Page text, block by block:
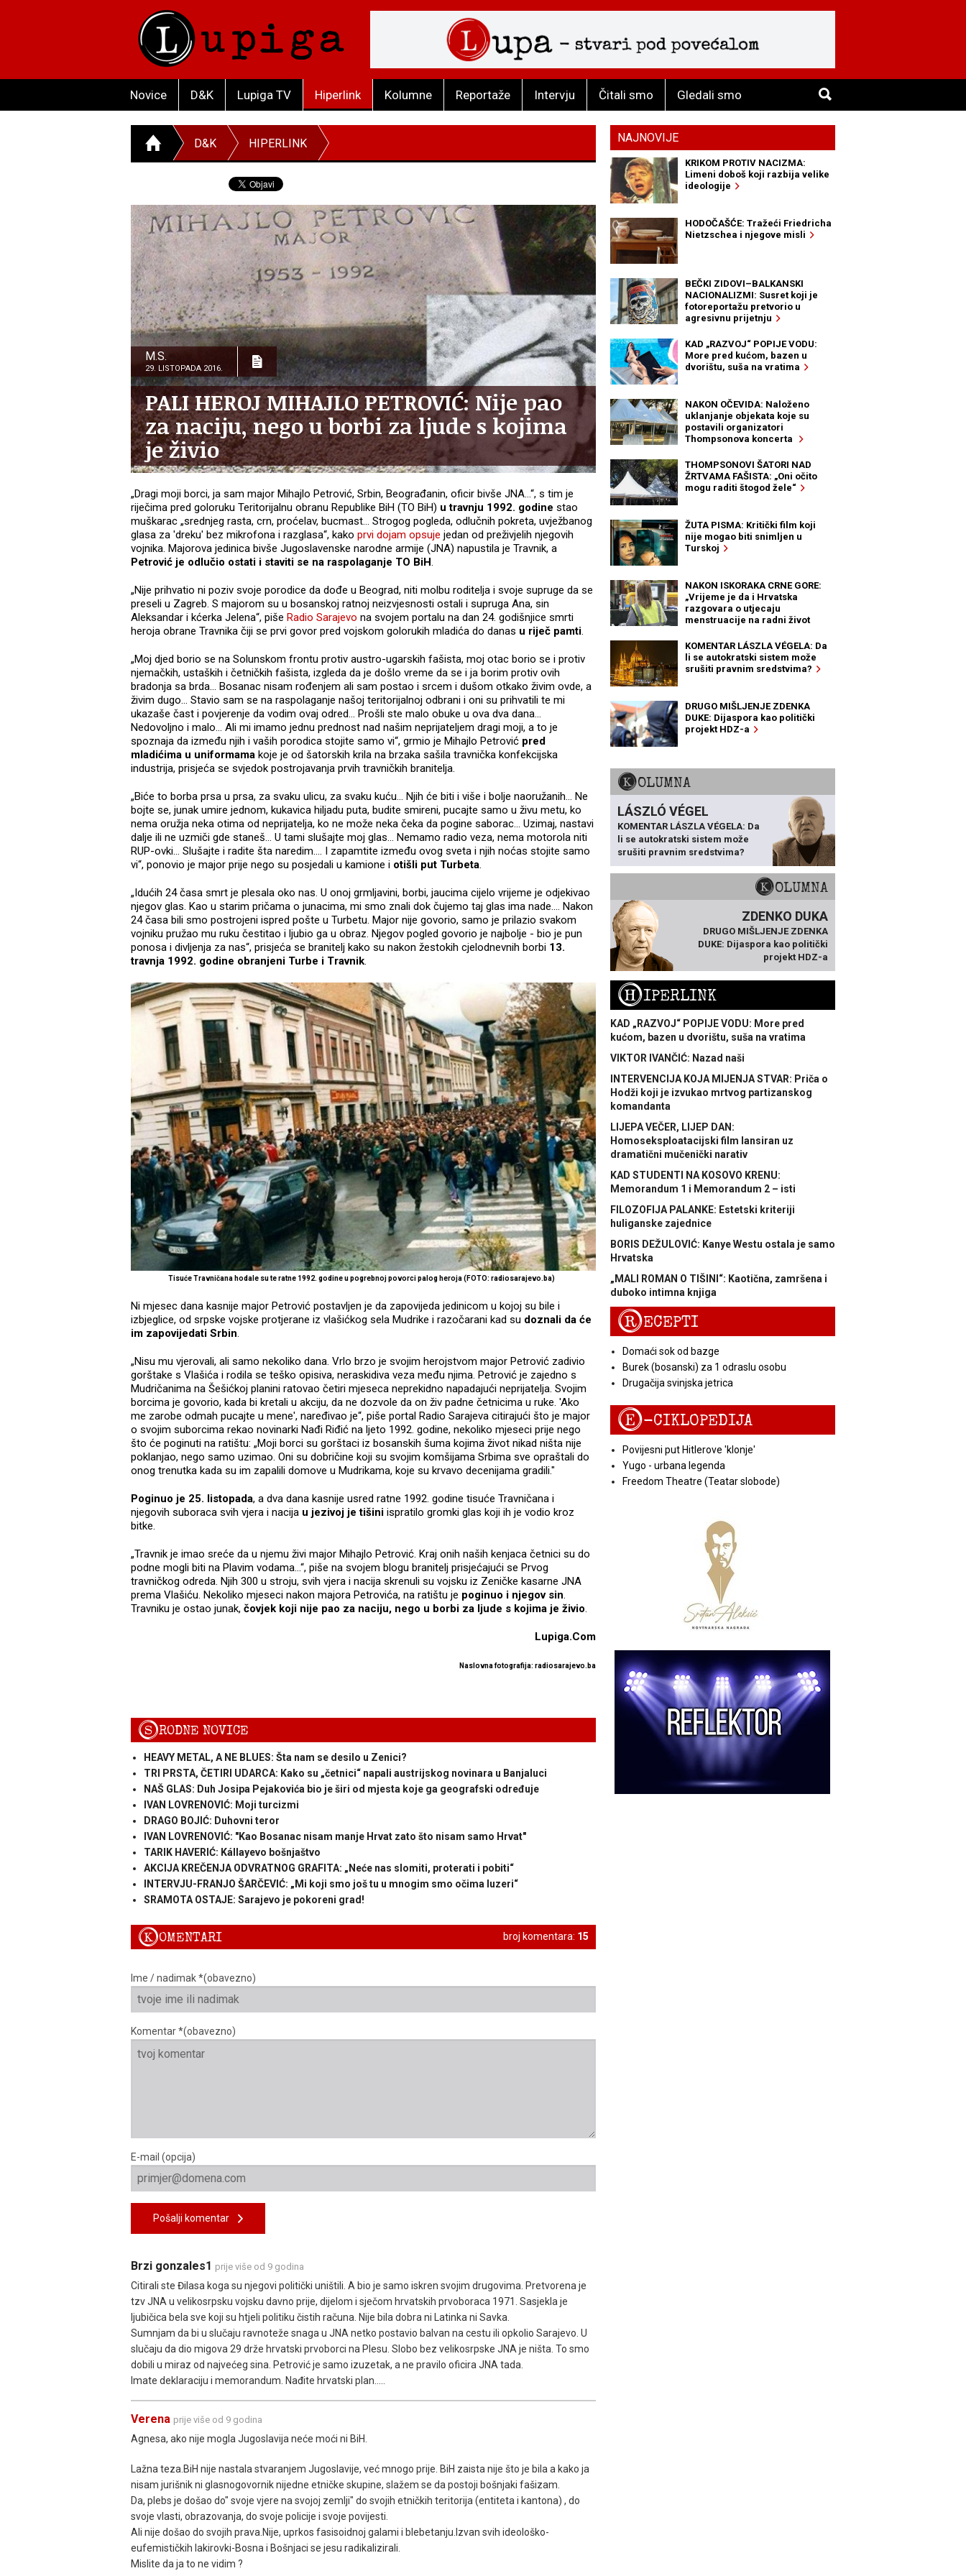
Novice D&K Lupiga TV Hiperlink Kolumne Reportaže Intervju Čitali smo Gledali smo
D&K HIPERLINK
M.S.
29. LISTOPADA 2016.
PALI HEROJ MIHAJLO PETROVIĆ: Nije pao
za naciju, nego u borbi za ljude s kojima
je živio
„Dragi moji borci, ja sam major Mihajlo Petrović, Srbin, Beograđanin, oficir bivše JNA…“, s tim je
riječima pred goloruku Teritorijalnu obranu Republike BiH (TO BiH) u travnju 1992. godine stao
muškarac „srednjeg rasta, crn, proćelav, bucmast… Strogog pogleda, odlučnih pokreta, uvježbanog
glasa za 'dreku' bez mikrofona i razglasa“, kako prvi dojam opsuje jedan od preživjelih njegovih
vojnika. Majorova jedinica bivše Jugoslavenske narodne armije (JNA) napustila je Travnik, a
Petrović je odlučio ostati i staviti se na raspolaganje TO BiH.
„Nije prihvatio ni poziv svoje porodice da dođe u Beograd, niti molbu roditelja i svoje supruge da se
preseli u Zagreb. S majorom su u bosanskoj ratnoj neizvjesnosti ostali i supruga Ana, sin
Aleksandar i kćerka Jelena“, piše Radio Sarajevo na svojem portalu na dan 24. godišnjice smrti
heroja obrane Travnika čiji se prvi govor pred vojskom golorukih mladića do danas u riječ pamti.
„Moj djed borio se na Solunskom frontu protiv austro-ugarskih fašista, moj otac borio se i protiv
njemačkih, ustaških i četničkih fašista, izgleda da je došlo vreme da se i ja borim protiv ovih
bradonja sa brda... Bosanac nisam rođenjem ali sam postao i srcem i dušom otkako živim ovde, a
živim dugo... Stavio sam se na raspolaganje našoj teritorijalnoj odbrani i oni su prihvatili te mi
ukazaše čast i povjerenje da vodim ovaj odred... Prošli ste malo obuke u ova dva dana...
Nedovoljno i malo... Ali mi imamo jednu prednost nad našim neprijateljem dragi moji, a to je
spoznaja da između njih i vaših porodica stojite samo vi“, grmio je Mihajlo Petrović pred
mladićima u uniformama koje je od šatorskih krila na brzaka sašila travnička konfekcijska
industrija, prisjeća se svjedok postrojavanja prvih travničkih branitelja.
„Biće to borba prsa u prsa, za svaku ulicu, za svaku kuću... Njih će biti i više i bolje naoružanih... Ne
bojte se, junak umire jednom, kukavica hiljadu puta, budite smireni, pucajte samo u živu metu, ko
nema oružja neka otima od neprijatelja, ko ne može neka čeka da pogine saborac... Uzimaj, nastavi
dalje ili ne uzmiči gde staneš... U tami slušajte moj glas... Nemamo radio veza, nema motorola niti
RUP-ovki... Slušajte i radite šta naredim.... I zapamtite između ovog sveta i njih noćas stojite samo
vi“, ponovio je major prije nego su posjedali u kamione i otišli put Turbeta.
„Idućih 24 časa smrt je plesala oko nas. U onoj grmljavini, borbi, jaucima cijelo vrijeme je odjekivao
njegov glas. Kao u starim pričama o junacima, mi smo znali dok čujemo taj glas ima nade.... Nakon
24 časa bili smo postrojeni ispred pošte u Turbetu. Major nije govorio, samo je prilazio svakom
vojniku pružao mu ruku čestitao i ljubio ga u obraz. Njegov pogled govorio je najbolje - bio je pun
ponosa i divljenja za nas“, prisjeća se branitelj kako su nakon žestokih cjelodnevnih borbi 13.
travnja 1992. godine obranjeni Turbe i Travnik.
Tisuće Travničana hodale su te ratne 1992. godine u pogrebnoj povorci palog heroja (FOTO: radiosarajevo.ba)
Ni mjesec dana kasnije major Petrović postavljen je da zapovijeda jedinicom u kojoj su bile i
izbjeglice, od srpske vojske protjerane iz vlašićkog sela Mudrike i razočarani kad su doznali da će
im zapovijedati Srbin.
„Nisu mu vjerovali, ali samo nekoliko dana. Vrlo brzo je svojim herojstvom major Petrović zadivio
gorštake s Vlašića i rodila se teško opisiva, neraskidiva veza među njima. Petrović je zajedno s
Mudričanima na Šešićkoj planini ratovao četiri mjeseca neprekidno napadajući neprijatelja. Svojim
borcima je govorio, kada bi kretali u akciju, da ne dozvole da on živ padne četnicima u ruke. 'Ako
me zarobe odmah pucajte u mene', naređivao je“, piše portal Radio Sarajeva citirajući što je major
o svojim suborcima rekao novinarki Nađi Riđić na ljeto 1992. godine, nekoliko mjeseci prije nego
što će poginuti na ratištu: „Moji borci su gorštaci iz bosanskih šuma kojima život nikad ništa nije
poklanjao, nego samo uzimao. Oni su dobričine koji su svojim komšijama Srbima sve opraštali do
onog trenutka kada su im zapalili domove u Mudrikama, koje su krvavo decenijama gradili."
Poginuo je 25. listopada, a dva dana kasnije usred ratne 1992. godine tisuće Travničana i
njegovih suboraca svih vjera i nacija u jezivoj je tišini ispratilo gromki glas koji ih je vodio kroz
bitke.
„Travnik je imao sreće da u njemu živi major Mihajlo Petrović. Kraj onih naših kenjaca četnici su do
podne mogli biti na Plavim vodama...“, piše na svojem blogu branitelj prisjećajući se Prvog
travničkog odreda. Njih 300 u stroju, svih vjera i nacija skrenuli su vojsku iz Zeničke kasarne JNA
prema Vlašiću. Nekoliko mjeseci nakon majora Petrovića, na ratištu je poginuo i njegov sin.
Travniku je ostao junak, čovjek koji nije pao za naciju, nego u borbi za ljude s kojima je živio.
Lupiga.Com
Naslovna fotografija: radiosarajevo.ba
SRODNE NOVICE
HEAVY METAL, A NE BLUES: Šta nam se desilo u Zenici?
TRI PRSTA, ČETIRI UDARCA: Kako su „četnici“ napali austrijskog novinara u Banjaluci
NAŠ GLAS: Duh Josipa Pejakovića bio je širi od mjesta koje ga geografski određuje
IVAN LOVRENOVIĆ: Moji turcizmi
DRAGO BOJIĆ: Duhovni teror
IVAN LOVRENOVIĆ: "Kao Bosanac nisam manje Hrvat zato što nisam samo Hrvat"
TARIK HAVERIĆ: Kállayevo bošnjaštvo
AKCIJA KREČENJA ODVRATNOG GRAFITA: „Neće nas slomiti, proterati i pobiti“
INTERVJU-FRANJO ŠARČEVIĆ: „Mi koji smo još tu u mnogim smo očima luzeri“
SRAMOTA OSTAJE: Sarajevo je pokoreni grad!
broj komentara: 15
KOMENTARI
Ime / nadimak *(obavezno)
Komentar *(obavezno)
E-mail (opcija)
Pošalji komentar
Brzi gonzales1 prije više od 9 godina
Citirali ste Đilasa koga su njegovi politički uništili. A bio je samo iskren svojim drugovima. Pretvorena je
tzv JNA u velikosrpsku vojsku davno prije, dijelom i sječom hrvatskih prvoboraca 1971. Sasjekla je
ljubičica bela sve koji su htjeli politiku čistih računa. Nije bila dobra ni Latinka ni Savka.
Sumnjam da bi u slučaju ravnoteže snaga u JNA netko postavio balvan na cestu ili opkolio Sarajevo. U
slučaju da dio migova 29 drže hrvatski prvoborci na Plesu. Slobo bez velikosrpske JNA je ništa. To smo
dobili u miraz od najvećeg sina. Petrović je samo izuzetak, a ne pravilo oficira JNA tada.
Imate deklaraciju i memorandum. Nađite hrvatski plan.....
Verena prije više od 9 godina
Agnesa, ako nije mogla Jugoslavija neće moći ni BiH.
Lažna teza.BiH nije nastala stvaranjem Jugoslavije, već mnogo prije. BiH zaista nije što je bila a kako ja
nisam jurišnik ni glasnogovornik nijedne etničke skupine, slažem se da postoji bošnjaki fašizam.
Da, plebs je došao do" svoje vjere na svojoj zemlji" do svojih etničkih teritorija (entiteta i kantona) , do
svoje vlasti, obrazovanja, do svoje policije i svoje povijesti.
Ali nije došao do svojih prava.Nije, uprkos fasisoidnoj galami i blebetanju.Izvan svih ideološko-
eufemističkih lakirovki-Bosna i Bošnjaci se jesu radikalizirali.
Mislite da ja to ne vidim ?
NAJNOVIJE
KRIKOM PROTIV NACIZMA:
Limeni doboš koji razbija velike
ideologije
HODOČAŠĆE: Tražeći Friedricha
Nietzschea i njegove misli
BEČKI ZIDOVI–BALKANSKI
NACIONALIZMI: Susret koji je
fotoreportažu pretvorio u
agresivnu prijetnju
KAD „RAZVOJ“ POPIJE VODU:
More pred kućom, bazen u
dvorištu, suša na vratima
NAKON OČEVIDA: Naloženo
uklanjanje objekata koje su
postavili organizatori
Thompsonova koncerta
THOMPSONOVI ŠATORI NAD
ŽRTVAMA FAŠISTA: „Oni očito
mogu raditi štogod žele“
ŽUTA PISMA: Kritički film koji
nije mogao biti snimljen u
Turskoj
NAKON ISKORAKA CRNE GORE:
„Vrijeme je da i Hrvatska
razgovara o utjecaju
menstruacije na radni život
KOMENTAR LÁSZLA VÉGELA: Da
li se autokratski sistem može
srušiti pravnim sredstvima?
DRUGO MIŠLJENJE ZDENKA
DUKE: Dijaspora kao politički
projekt HDZ-a
KOLUMNA
LÁSZLÓ VÉGEL
KOMENTAR LÁSZLA VÉGELA: Da
li se autokratski sistem može
srušiti pravnim sredstvima?
KOLUMNA
ZDENKO DUKA
DRUGO MIŠLJENJE ZDENKA
DUKE: Dijaspora kao politički
projekt HDZ-a
HIPERLINK
KAD „RAZVOJ“ POPIJE VODU: More pred
kućom, bazen u dvorištu, suša na vratima
VIKTOR IVANČIĆ: Nazad naši
INTERVENCIJA KOJA MIJENJA STVAR: Priča o
Hodži koji je izvukao mrtvog partizanskog
komandanta
LIJEPA VEČER, LIJEP DAN:
Homoseksploatacijski film lansiran uz
dramatični mučenički narativ
KAD STUDENTI NA KOSOVO KRENU:
Memorandum 1 i Memorandum 2 – isti
FILOZOFIJA PALANKE: Estetski kriteriji
huliganske zajednice
BORIS DEŽULOVIĆ: Kanye Westu ostala je samo
Hrvatska
„MALI ROMAN O TIŠINI“: Kaotična, zamršena i
duboko intimna knjiga
RECEPTI
Domaći sok od bazge
Burek (bosanski) za 1 odraslu osobu
Drugačija svinjska jetrica
E-CIKLOPEDIJA
Povijesni put Hitlerove 'klonje'
Yugo - urbana legenda
Freedom Theatre (Teatar slobode)